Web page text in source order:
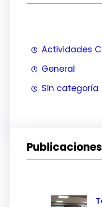
Actividades
General
Sin categoría